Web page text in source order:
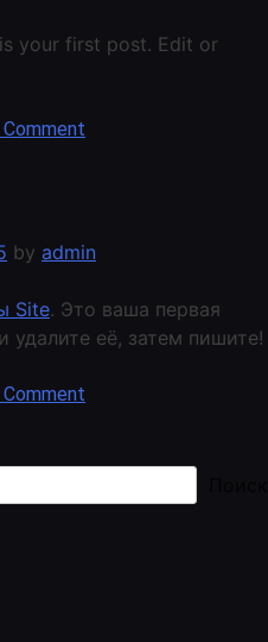
your first post. Edit or
by admin
Site. Это ваша первая
удалите её, затем пишите!
Comment